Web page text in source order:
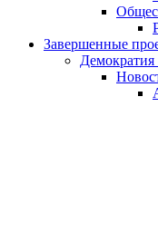
Завершенные
Демократия